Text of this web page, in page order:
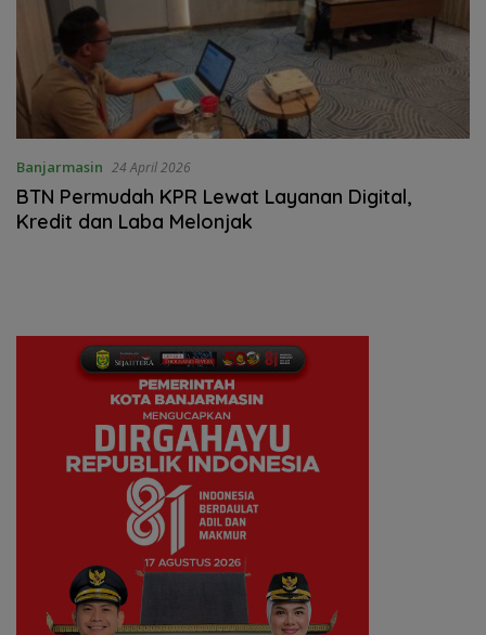
Banjarmasin 24 April 2026
BTN Permudah KPR Lewat Layanan Digital,
Kredit dan Laba Melonjak